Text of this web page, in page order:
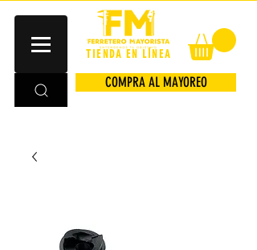
TIENDA EN LÍNEA
COMPRA AL MAYOREO